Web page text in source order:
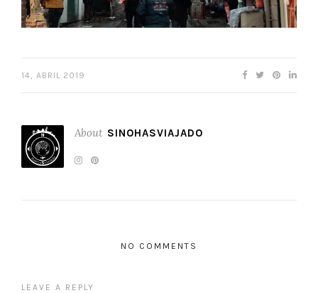
14, ABRIL 2019
About SINOHASVIAJADO
NO COMMENTS
LEAVE A REPLY